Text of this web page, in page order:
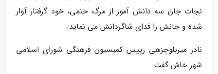
نجات جان سه دانش آموز از مرگ حتمی، خود گرفتار آوار
شده و جانش را فدای شاگردانش می نماید.
نادر میربلوچزهی رییس کمیسیون فرهنگی شورای اسلامی
شهر خاش گفت: